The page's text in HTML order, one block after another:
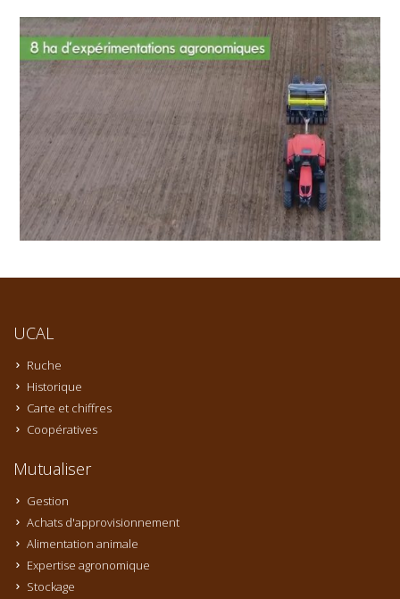
UCAL
Ruche
Historique
Carte et chiffres
Coopératives
Mutualiser
Gestion
Achats d'approvisionnement
Alimentation animale
Expertise agronomique
Stockage